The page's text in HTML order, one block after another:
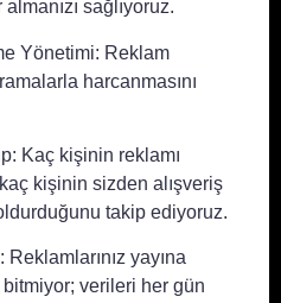
sağlıyoruz.
Yönetimi: Reklam
harcanmasını
Kaç kişinin reklamı
kişinin sizden alışveriş
takip ediyoruz.
yayına
verileri her gün